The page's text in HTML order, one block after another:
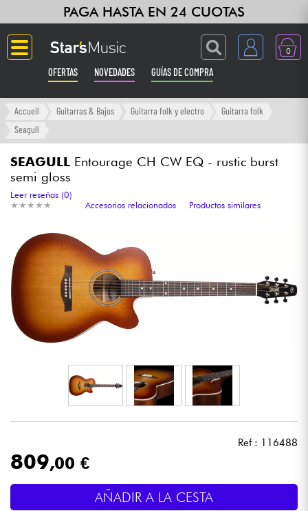
PAGA HASTA EN 24 CUOTAS
0
OFERTAS NOVEDADES GUÍAS DE COMPRA
Langue
Ampli & Efectos
Sintetizadores & samplers
Grabación
Auriculares
Luces
Batería y percusión
Accueil Guitarras & Bajos Guitarra folk y electro
Guitarra folk
Seagull
SEAGULL Entourage CH CW EQ - rustic burst
semi gloss
★ ★ ★ ★ ★
★ ★ ★ ★ ★
Leer reseñas (0)
Accesorios relacionados
Productos similares
Ref : 116488
809,00 €
AÑADIR A LA CESTA